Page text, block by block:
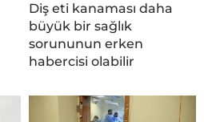
Diş eti kanaması daha
büyük bir sağlık
sorununun erken
habercisi olabilir